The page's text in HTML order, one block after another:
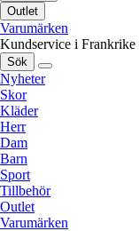
Outlet
Varumärken
Kundservice i Frankrike
Sök
Nyheter
Skor
Kläder
Herr
Dam
Barn
Sport
Tillbehör
Outlet
Varumärken